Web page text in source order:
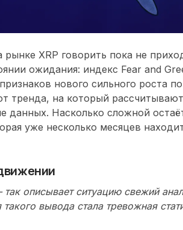
XRP говорить пока не
ожидания: индекс Fear and
нового сильного роста
тренда, на который
данных. Насколько сложной
уже несколько месяцев
описывает ситуацию свежий
вывода стала тревожная